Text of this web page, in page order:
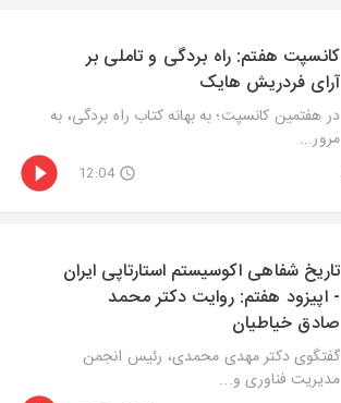
کانسپت هفتم: راه بردگی و تاملی بر
آرای فردریش هایک
در هفتمین کانسپت؛ به بهانه کتاب راه بردگی، به
مرور...
12:04
تاریخ شفاهی اکوسیستم استارتاپی ایران
- اپیزود هفتم: روایت دکتر محمد
صادق خیاطیان
گفتگوی دکتر مهدی محمدی، رئیس انجمن
مدیریت فناوری و...